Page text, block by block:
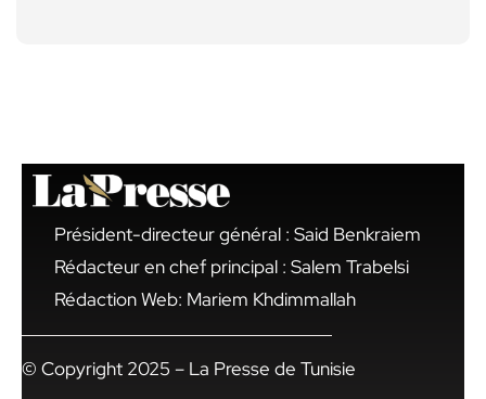
Président-directeur général : Said Benkraiem
Rédacteur en chef principal : Salem Trabelsi
Rédaction Web: Mariem Khdimmallah
© Copyright 2025 – La Presse de Tunisie